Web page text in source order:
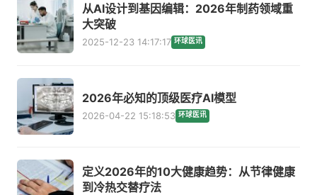
从AI设计到基因编辑：2026年制药领域重
大突破
2025-12-23 14:17:17 环球医讯
2026年必知的顶级医疗AI模型
2026-04-22 15:18:53 环球医讯
定义2026年的10大健康趋势：从节律健康
到冷热交替疗法